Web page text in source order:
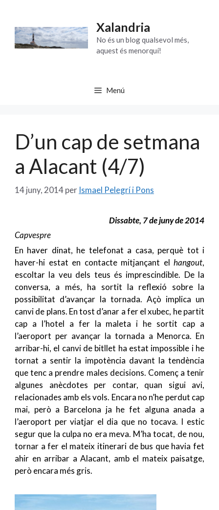
contingut
Xalandria
No és un blog qualsevol més,
aquest és menorquí!
Menú
D’un cap de setmana
a Alacant (4/7)
14 juny, 2014per Ismael Pelegrí i Pons
Dissabte, 7 de juny de 2014
Capvespre
En haver dinat, he telefonat a casa, perquè tot i
haver-hi estat en contacte mitjançant el hangout,
escoltar la veu dels teus és imprescindible. De la
conversa, a més, ha sortit la reflexió sobre la
possibilitat d’avançar la tornada. Açò implica un
canvi de plans. En tost d’anar a fer el xubec, he partit
cap a l’hotel a fer la maleta i he sortit cap a
l’aeroport per avançar la tornada a Menorca. En
arribar-hi, el canvi de bitllet ha estat impossible i he
tornat a sentir la impotència davant la tendència
que tenc a prendre males decisions. Començ a tenir
algunes anècdotes per contar, quan sigui avi,
relacionades amb els vols. Encara no n’he perdut cap
mai, però a Barcelona ja he fet alguna anada a
l’aeroport per viatjar el dia que no tocava. I estic
segur que la culpa no era meva. M’ha tocat, de nou,
tornar a fer el mateix itinerari de bus que havia fet
ahir en arribar a Alacant, amb el mateix paisatge,
però encara més gris.